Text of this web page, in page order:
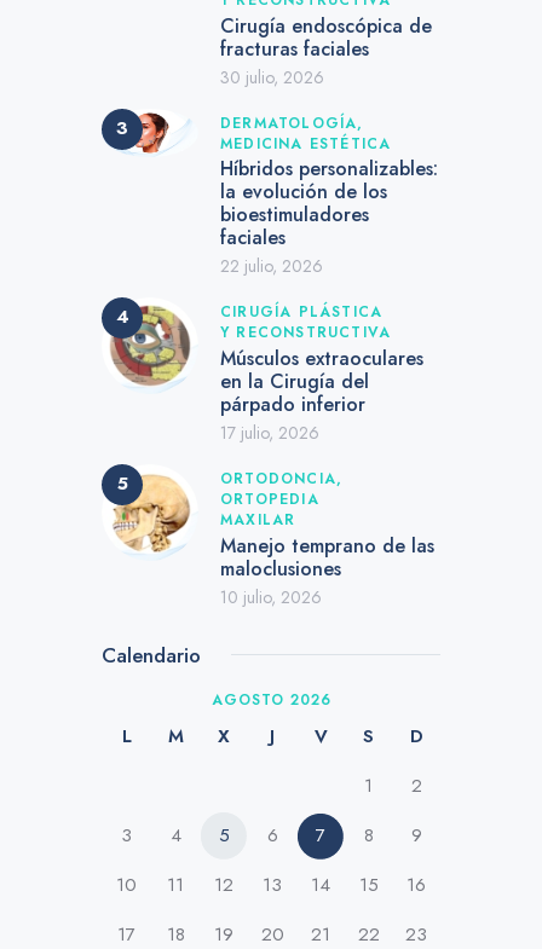
Cirugía endoscópica de
fracturas faciales
30 julio, 2026
DERMATOLOGÍA,
MEDICINA ESTÉTICA
Híbridos personalizables:
la evolución de los
bioestimuladores
faciales
22 julio, 2026
CIRUGÍA PLÁSTICA
Y RECONSTRUCTIVA
Músculos extraoculares
en la Cirugía del
párpado inferior
17 julio, 2026
ORTODONCIA,
ORTOPEDIA
MAXILAR
Manejo temprano de las
maloclusiones
10 julio, 2026
Calendario
AGOSTO 2026
L M X J V S
D
1
2
3
4 5 6 7 8
9
10
11 12 13 14 15
16
17
18 19 20 21 22
23